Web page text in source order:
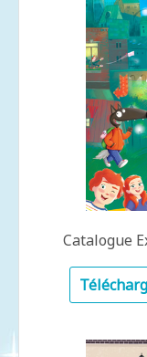
Catalogue